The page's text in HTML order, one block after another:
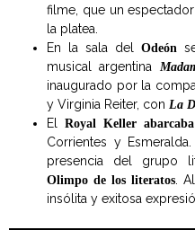
filme, que un
la platea.
En la sala del Odeón
musical argentina
inaugurado por la
y Virginia Reiter, con La
El Royal Keller
Corrientes y
presencia del grupo
Olimpo de los literatos.
insólita y exitosa